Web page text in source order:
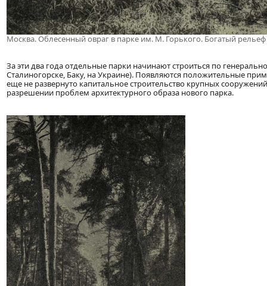
Москва. Облесенный овраг в парке им. М. Горького. Богатый
За эти два года отдельные парки начинают строиться по
Сталиногорске, Баку, на Украине). Появляются положительные
еще не развернуто капитальное строительство крупных
разрешении проблем архитектурного образа нового парка.